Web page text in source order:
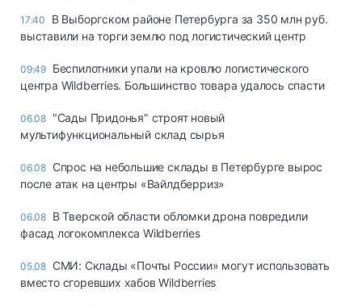
17:40
В Выборгском районе Петербурга за 350 млн руб.
выставили на торги землю под логистический центр
09:49 Беспилотники упали на кровлю логистического
центра Wildberries. Большинство товара удалось спасти
06.08 "Сады Придонья" строят новый
мультифункциональный склад сырья
06.08 Спрос на небольшие склады в Петербурге вырос
после атак на центры «Вайлдберриз»
06.08 В Тверской области обломки дрона повредили
фасад логокомплекса Wildberries
05.08 СМИ: Склады «Почты России» могут использовать
вместо сгоревших хабов Wildberries